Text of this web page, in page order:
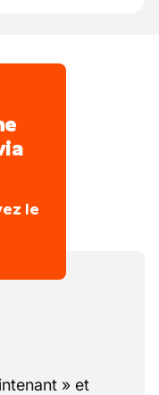
les
normes de
le
» et